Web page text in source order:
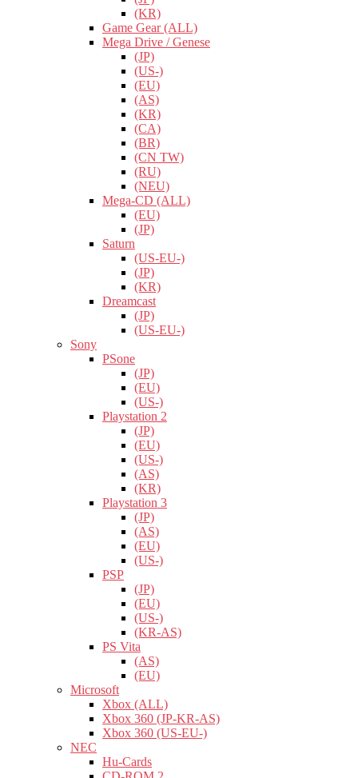
(KR)
Game Gear (ALL)
Mega Drive / Genese
(JP)
(US-)
(EU)
(AS)
(KR)
(CA)
(BR)
(CN TW)
(RU)
(NEU)
Mega-CD (ALL)
(EU)
(JP)
Saturn
(US-EU-)
(JP)
(KR)
Dreamcast
(JP)
(US-EU-)
Sony
PSone
(JP)
(EU)
(US-)
Playstation 2
(JP)
(EU)
(US-)
(AS)
(KR)
Playstation 3
(JP)
(AS)
(EU)
(US-)
PSP
(JP)
(EU)
(US-)
(KR-AS)
PS Vita
(AS)
(EU)
Microsoft
Xbox (ALL)
Xbox 360 (JP-KR-AS)
Xbox 360 (US-EU-)
NEC
Hu-Cards